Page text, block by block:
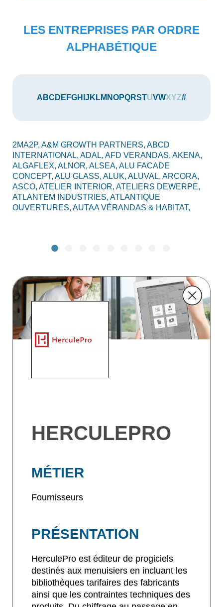
LES ENTREPRISES PAR ORDRE
ALPHABÉTIQUE
A BC D E FGH J K LM NOPQRSTUVWXYZ#
2MA2P, A&M GROWTH PARTNERS, ABCD
INTERNATIONAL, ADAL, AFD VERANDAS, AKENA,
ALGAFLEX, ALNOR, ALSEA, ALU FACADE
CONCEPT, ALU GLASS, ALUK, ALUVAL, ARCORA,
ASCO, ATELIER INTERIOR, ATELIERS DEWERPE,
ATLANTEM INDUSTRIES, ATLANTIQUE
OUVERTURES, AUTAA VÉRANDAS & HABITAT,
HERCULEPRO
MÉTIER
Fournisseurs
PRÉSENTATION
HerculePro est éditeur de progiciels
destinés aux menuisiers en incluant les
bibliothèques tarifaires des fabricants
ainsi que les contraintes techniques des